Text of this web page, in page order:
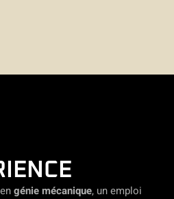
génie mécanique, un emploi